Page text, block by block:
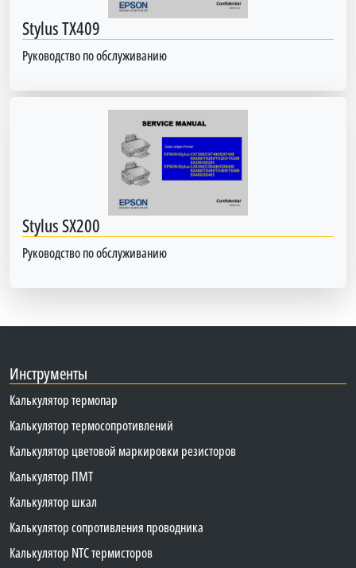
Stylus TX409
Руководство по обслуживанию
Stylus SX200
Руководство по обслуживанию
Инструменты
Калькулятор термопар
Калькулятор термосопротивлений
Калькулятор цветовой маркировки резисторов
Калькулятор ПМТ
Калькулятор шкал
Калькулятор сопротивления проводника
Калькулятор NTC термисторов